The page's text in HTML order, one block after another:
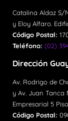
Catalina Aldaz S/
y Eloy Alfaro.
Código Postal:
Teléfono: (02)
Dirección
Av. Rodrigo de
y Av. Juan Tanca
Empresarial 5
Código Postal: